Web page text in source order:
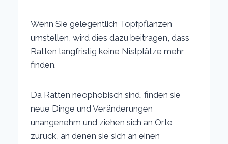
Wenn Sie gelegentlich Topfpflanzen
umstellen, wird dies dazu beitragen, dass
Ratten langfristig keine Nistplätze mehr
finden.
Da Ratten neophobisch sind, finden sie
neue Dinge und Veränderungen
unangenehm und ziehen sich an Orte
zurück, an denen sie sich an einen